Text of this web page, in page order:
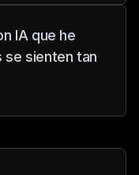
IA que he
se sienten tan